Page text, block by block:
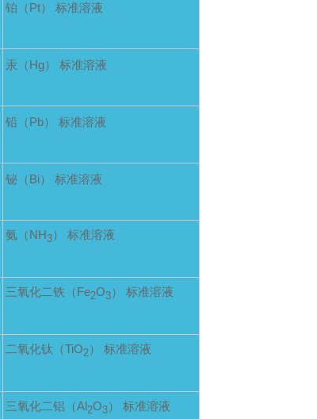
铂（Pt） 标准溶液
汞（Hg） 标准溶液
铅（Pb） 标准溶液
铋（Bi） 标准溶液
氨（NH3） 标准溶液
三氧化二铁（Fe2O3） 标准溶液
二氧化钛（TiO2） 标准溶液
三氧化二铝（Al2O3） 标准溶液